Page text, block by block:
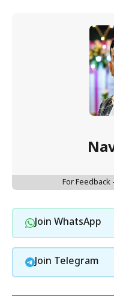
For
Join WhatsApp
Join Telegram